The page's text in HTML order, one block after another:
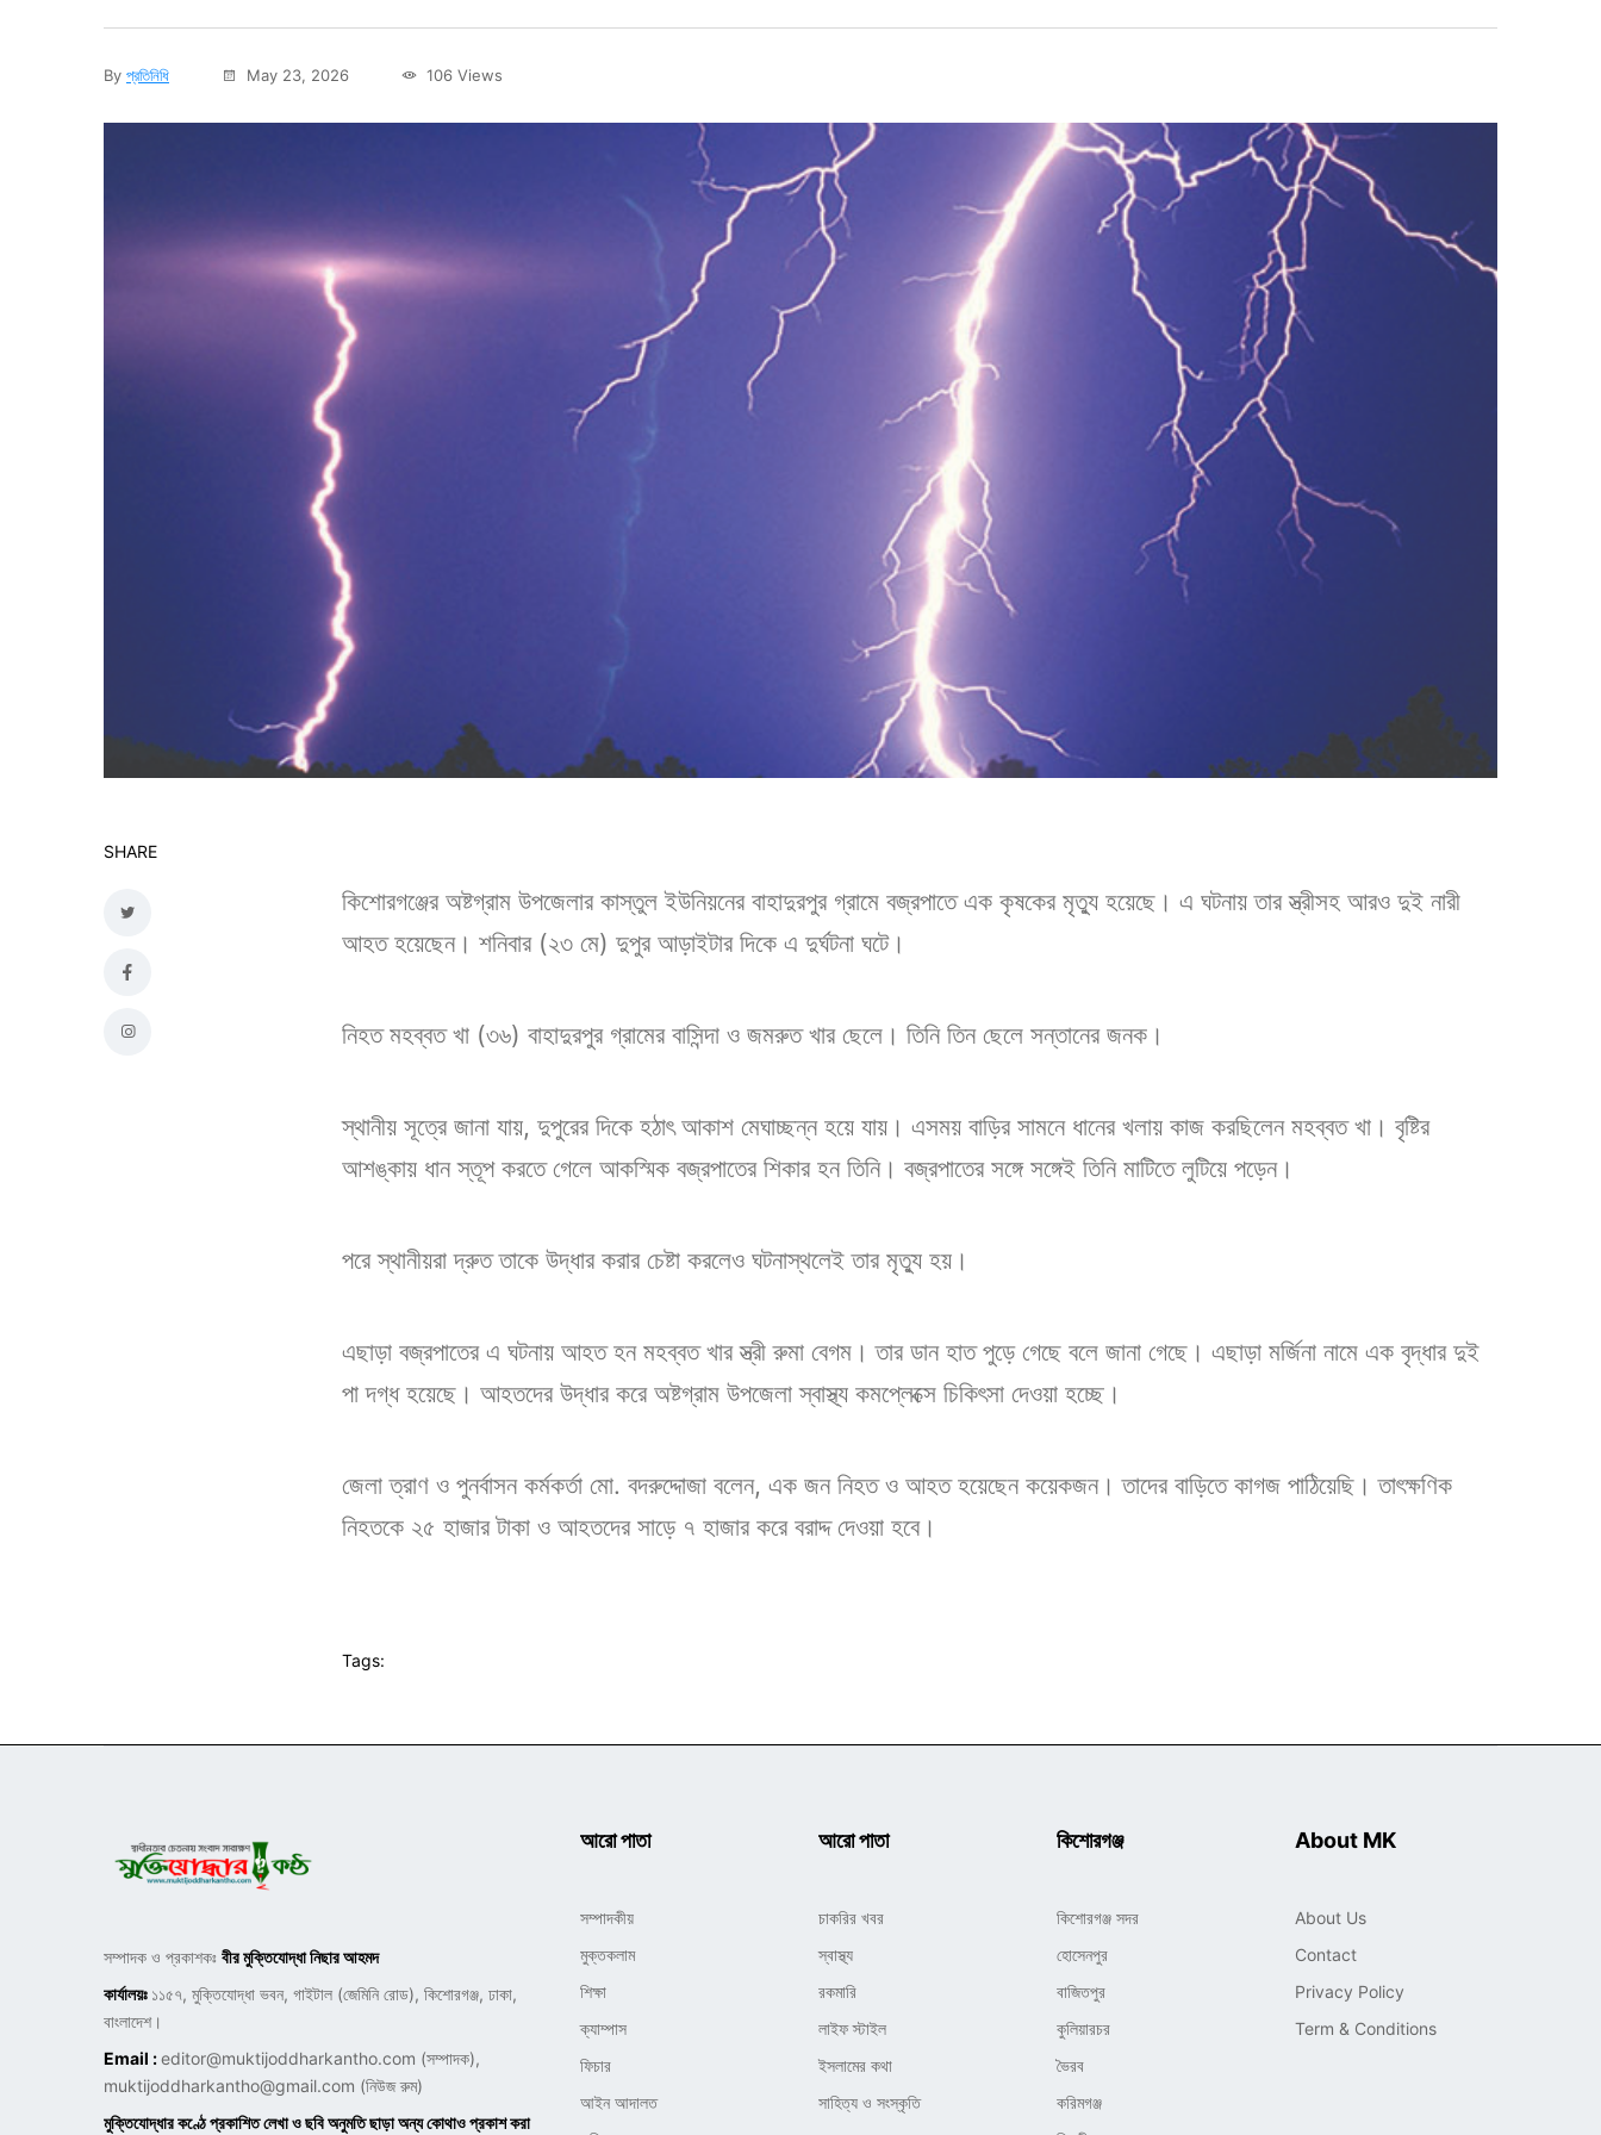
By প্রতিনিধি May 23, 2026 106 Views
SHARE
কিশোরগঞ্জের অষ্টগ্রাম উপজেলার কাস্তুল ইউনিয়নের বাহাদুরপুর গ্রামে বজ্রপাতে এক কৃষকের মৃত্যু হয়েছে। এ ঘটনায় তার স্ত্রীসহ আরও দুই নারী
আহত হয়েছেন। শনিবার (২৩ মে) দুপুর আড়াইটার দিকে এ দুর্ঘটনা ঘটে।
‎নিহত মহব্বত খা (৩৬) বাহাদুরপুর গ্রামের বাসিন্দা ও জমরুত খার ছেলে। তিনি তিন ছেলে সন্তানের জনক।
‎স্থানীয় সূত্রে জানা যায়, দুপুরের দিকে হঠাৎ আকাশ মেঘাচ্ছন্ন হয়ে যায়। এসময় বাড়ির সামনে ধানের খলায় কাজ করছিলেন মহব্বত খা। বৃষ্টির
আশঙ্কায় ধান স্তূপ করতে গেলে আকস্মিক বজ্রপাতের শিকার হন তিনি। বজ্রপাতের সঙ্গে সঙ্গেই তিনি মাটিতে লুটিয়ে পড়েন।
‎পরে স্থানীয়রা দ্রুত তাকে উদ্ধার করার চেষ্টা করলেও ঘটনাস্থলেই তার মৃত্যু হয়।
এছাড়া বজ্রপাতের এ ঘটনায় আহত হন মহব্বত খার স্ত্রী রুমা বেগম। তার ডান হাত পুড়ে গেছে বলে জানা গেছে। এছাড়া মর্জিনা নামে এক বৃদ্ধার দুই
পা দগ্ধ হয়েছে। আহতদের উদ্ধার করে অষ্টগ্রাম উপজেলা স্বাস্থ্য কমপ্লেক্সে চিকিৎসা দেওয়া হচ্ছে।
জেলা ত্রাণ ও পুনর্বাসন কর্মকর্তা মো. বদরুদ্দোজা বলেন, এক জন নিহত ও আহত হয়েছেন কয়েকজন। তাদের বাড়িতে কাগজ পাঠিয়েছি। তাৎক্ষণিক
নিহতকে ২৫ হাজার টাকা ও আহতদের সাড়ে ৭ হাজার করে বরাদ্দ দেওয়া হবে।
Tags:
সম্পাদক ও প্রকাশকঃ বীর মুক্তিযোদ্ধা নিছার আহমদ
কার্যালয়ঃ ১১৫৭, মুক্তিযোদ্ধা ভবন, গাইটাল (জেমিনি রোড), কিশোরগঞ্জ, ঢাকা,
বাংলাদেশ।
Email :editor@muktijoddharkantho.com (সম্পাদক),
muktijoddharkantho@gmail.com (নিউজ রুম)
মুক্তিযোদ্ধার কণ্ঠে প্রকাশিত লেখা ও ছবি অনুমতি ছাড়া অন্য কোথাও প্রকাশ করা
আরো পাতা
সম্পাদকীয়
মুক্তকলাম
শিক্ষা
ক্যাম্পাস
ফিচার
আইন আদালত
আরো পাতা
চাকরির খবর
স্বাস্থ্য
রকমারি
লাইফ স্টাইল
ইসলামের কথা
সাহিত্য ও সংস্কৃতি
কিশোরগঞ্জ
কিশোরগঞ্জ সদর
হোসেনপুর
বাজিতপুর
কুলিয়ারচর
ভৈরব
করিমগঞ্জ
About MK
About Us
Contact
Privacy Policy
Term & Conditions